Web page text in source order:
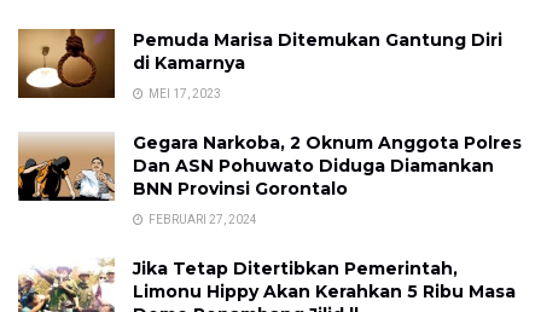
Pemuda Marisa Ditemukan Gantung Diri
di Kamarnya
MEI 17, 2023
Gegara Narkoba, 2 Oknum Anggota Polres
Dan ASN Pohuwato Diduga Diamankan
BNN Provinsi Gorontalo
FEBRUARI 27, 2024
Jika Tetap Ditertibkan Pemerintah,
Limonu Hippy Akan Kerahkan 5 Ribu Masa